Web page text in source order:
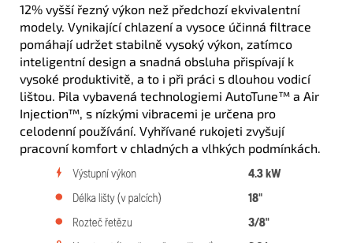
12% vyšší řezný výkon než předchozí ekvivalentní
modely. Vynikající chlazení a vysoce účinná filtrace
pomáhají udržet stabilně vysoký výkon, zatímco
inteligentní design a snadná obsluha přispívají k
vysoké produktivitě, a to i při práci s dlouhou vodicí
lištou. Pila vybavená technologiemi AutoTune™ a Air
Injection™, s nízkými vibracemi je určena pro
celodenní používání. Vyhřívané rukojeti zvyšují
pracovní komfort v chladných a vlhkých podmínkách.